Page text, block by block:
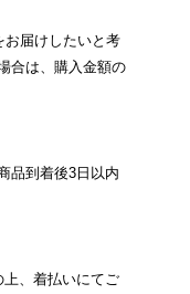
お届けしたいと考
合は、購入金額の
品到着後3日以内
、着払いにてご